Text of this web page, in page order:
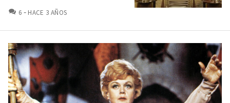
6 COMENTARIOS
HACE 3 AÑOS